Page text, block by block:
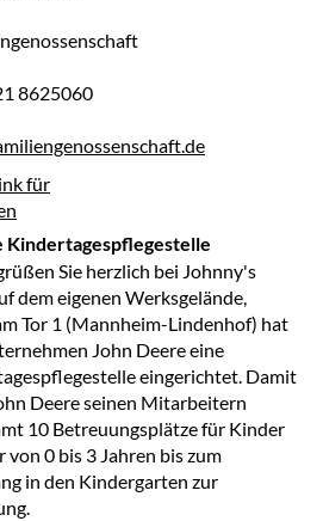
8625060
für
Kindertagespflegestelle
Sie herzlich bei Johnny's
dem eigenen Werksgelände,
Tor 1 (Mannheim-Lindenhof) hat
John Deere eine
eingerichtet. Damit
Deere seinen Mitarbeitern
10 Betreuungsplätze für Kinder
von 0 bis 3 Jahren bis zum
in den Kindergarten zur